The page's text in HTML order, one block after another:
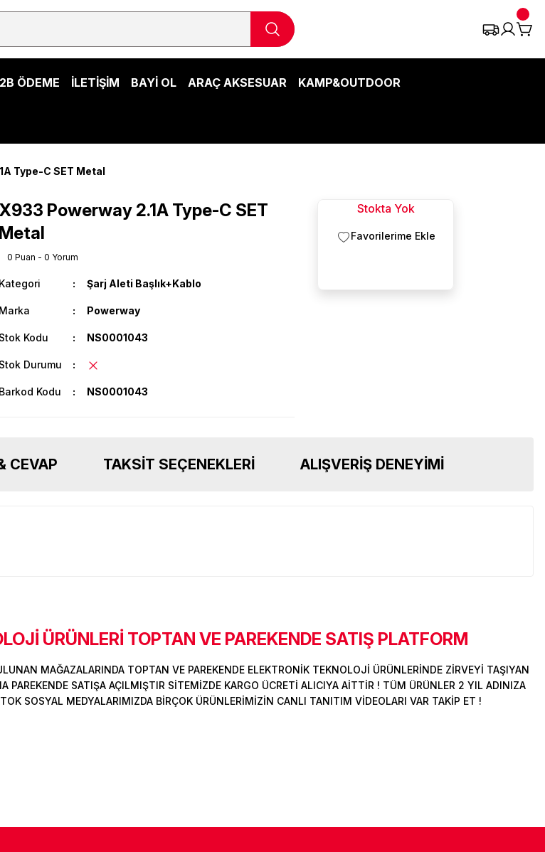
ÖDEME İLETİŞİM BAYİ OL ARAÇ AKSESUAR KAMP&OUTDOOR
Type-C SET Metal
X933 Powerway 2.1A Type-C SET
Metal
0 Puan - 0 Yorum
Kategori Şarj Aleti Başlık+Kablo
Marka Powerway
Stok Kodu NS0001043
Stok Durumu
Barkod Kodu NS0001043
Stokta Yok
CEVAP TAKSIT SEÇENEKLERI ALIŞVERIŞ DENEYIMI
Bu ürüne ilk yorumu siz yapın!
Yorum Yaz
hakkında henüz soru sorulmamış.
Soru Sor
Sitemize ilk yorumu siz yapın!
Deneyimini Paylaş
ÜRÜNLERİ TOPTAN VE PAREKENDE SATIŞ PLATFORM
MAĞAZALARINDA TOPTAN VE PAREKENDE ELEKTRONİK TEKNOLOJİ ÜRÜNLERİNDE ZİRVEYİ TAŞIYAN
SATIŞA AÇILMIŞTIR SİTEMİZDE KARGO ÜCRETİ ALICIYA AİTTİR ! TÜM ÜRÜNLER 2 YIL ADINIZA
SOSYAL MEDYALARIMIZDA BİRÇOK ÜRÜNLERİMİZİN CANLI TANITIM VİDEOLARI VAR TAKİP ET !